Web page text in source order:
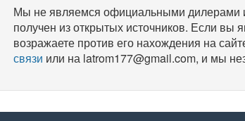
Мы не являемся официальными дилерами
получен из открытых источников. Если вы
возражаете против его нахождения на
связи или на latrom177@gmail.com, и мы